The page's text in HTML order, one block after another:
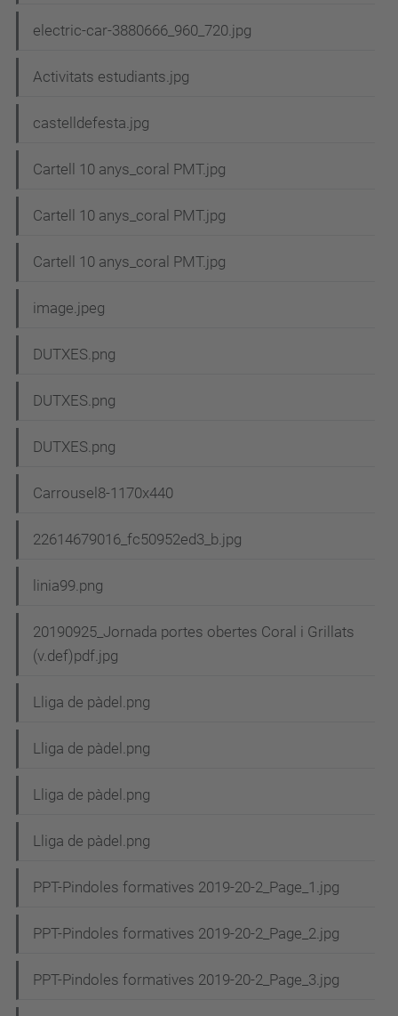
electric-car-3880666_960_720.jpg
Activitats estudiants.jpg
castelldefesta.jpg
Cartell 10 anys_coral PMT.jpg
Cartell 10 anys_coral PMT.jpg
Cartell 10 anys_coral PMT.jpg
image.jpeg
DUTXES.png
DUTXES.png
DUTXES.png
Carrousel8-1170x440
22614679016_fc50952ed3_b.jpg
linia99.png
20190925_Jornada portes obertes Coral i Grillats
(v.def)pdf.jpg
Lliga de pàdel.png
Lliga de pàdel.png
Lliga de pàdel.png
Lliga de pàdel.png
PPT-Pindoles formatives 2019-20-2_Page_1.jpg
PPT-Pindoles formatives 2019-20-2_Page_2.jpg
PPT-Pindoles formatives 2019-20-2_Page_3.jpg